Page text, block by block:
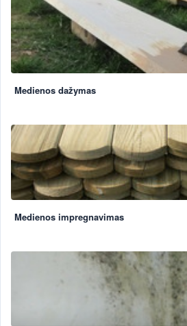
Medienos dažymas
Medienos impregnavimas